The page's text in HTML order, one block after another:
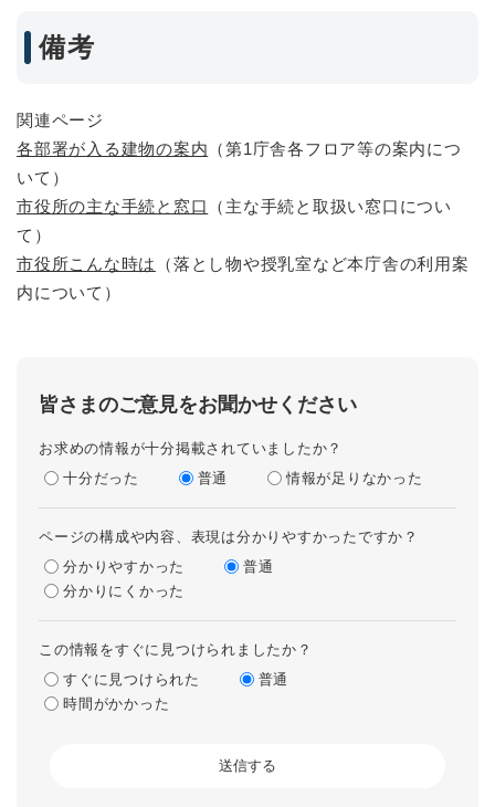
備考
関連ページ
各部署が入る建物の案内 （第1庁舎各フロア等の案内につ
いて）
市役所の主な手続と窓口
（主な手続と取扱い窓口につい
て）
市役所こんな時は
（落とし物や授乳室など本庁舎の利用案
内について）
皆さまのご意見をお聞かせください
お求めの情報が十分掲載されていましたか？
十分だった
普通 情報が足りなかった
ページの構成や内容、表現は分かりやすかったですか？
分かりやすかった
普通
分かりにくかった
この情報をすぐに見つけられましたか？
すぐに見つけられた
普通
時間がかかった